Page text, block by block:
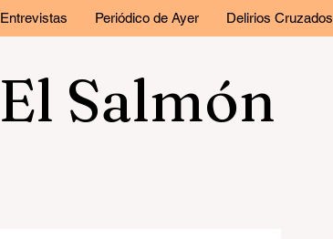
Entrevistas Periódico de Ayer Delirios Cruzados
El Salmón